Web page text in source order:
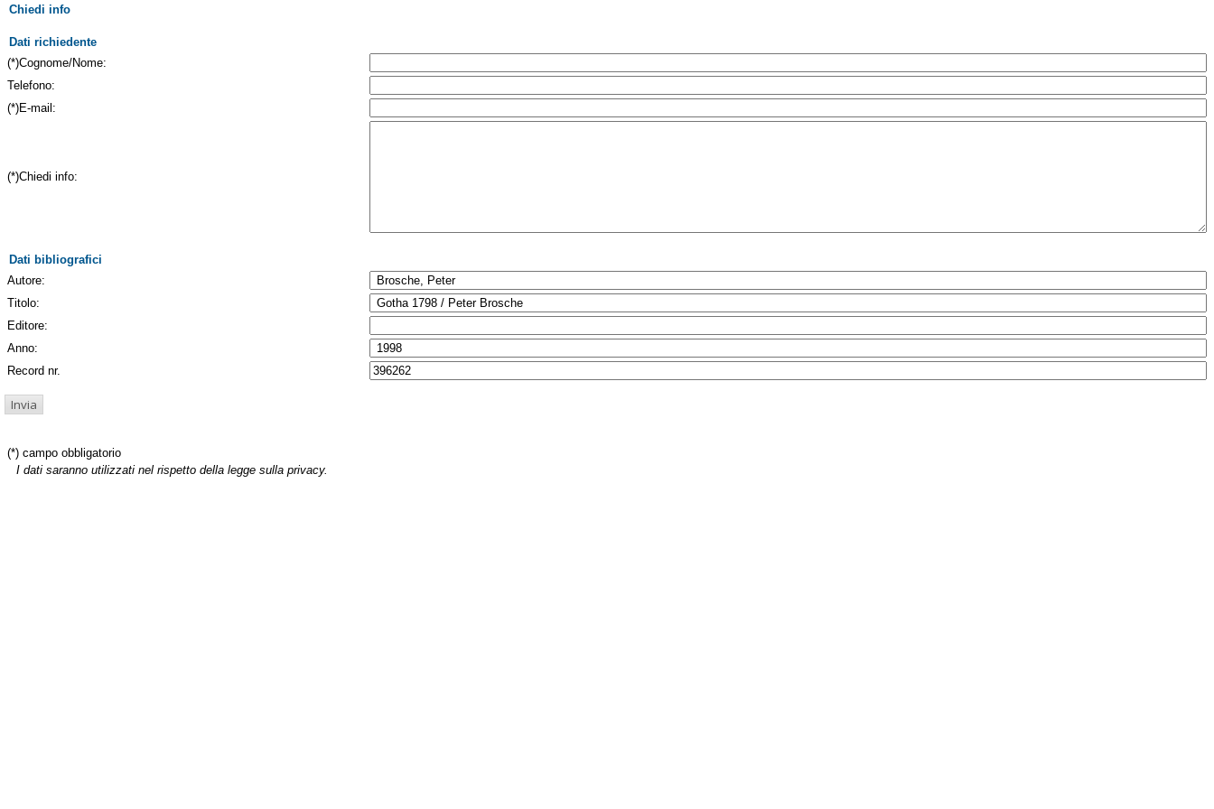
Chiedi info
Dati richiedente
(*)Cognome/Nome:
Telefono:
(*)E-mail:
(*)Chiedi info:
Dati bibliografici
Autore:
Titolo:
Editore:
Anno:
Record nr.
(*) campo obbligatorio
I dati saranno utilizzati nel rispetto della legge sulla privacy.